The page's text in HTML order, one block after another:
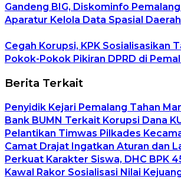
Gandeng BIG, Diskominfo
Aparatur Kelola Data Spasial Daerah
Cegah Korupsi, KPK Sosialisasikan
Pokok-Pokok Pikiran DPRD di
Berita Terkait
Penyidik Kejari Pemalang Tahan
Bank BUMN Terkait Korupsi Dana
Pelantikan Timwas Pilkades
Camat Drajat Ingatkan Aturan dan
Perkuat Karakter Siswa, DHC BPK
Kawal Rakor Sosialisasi Nilai